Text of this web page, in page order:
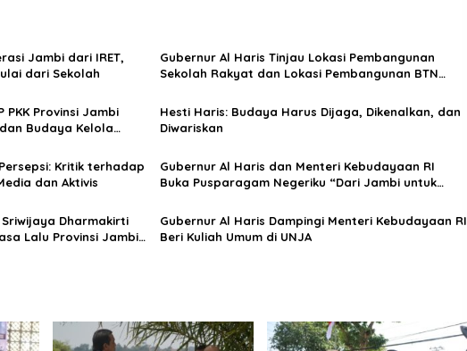
Jambi dari IRET,
dari Sekolah
Gubernur Al Haris Tinjau Lokasi Pembangunan
Sekolah Rakyat dan Lokasi Pembangunan BTN
PKK Provinsi Jambi
Budaya Kelola
Hesti Haris: Budaya Harus Dijaga, Dikenalkan, dan
Diwariskan
Kritik terhadap
dan Aktivis
Gubernur Al Haris dan Menteri Kebudayaan RI
Buka Pusparagam Negeriku “Dari Jambi untuk
Dorong Ekonomi Kreatif
Sriwijaya Dharmakirti
Lalu Provinsi Jambi
Gubernur Al Haris Dampingi Menteri Kebudayaan RI
Beri Kuliah Umum di UNJA